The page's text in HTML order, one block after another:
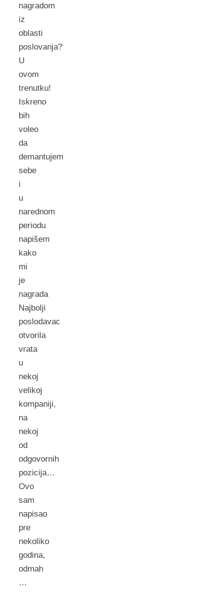
nagradom
iz
oblasti
poslovanja?
U
ovom
trenutku!
Iskreno
bih
voleo
da
demantujem
sebe
i
u
narednom
periodu
napišem
kako
mi
je
nagrada
Najbolji
poslodavac
otvorila
vrata
u
nekoj
velikoj
kompaniji,
na
nekoj
od
odgovornih
pozicija…
Ovo
sam
napisao
pre
nekoliko
godina,
odmah
…